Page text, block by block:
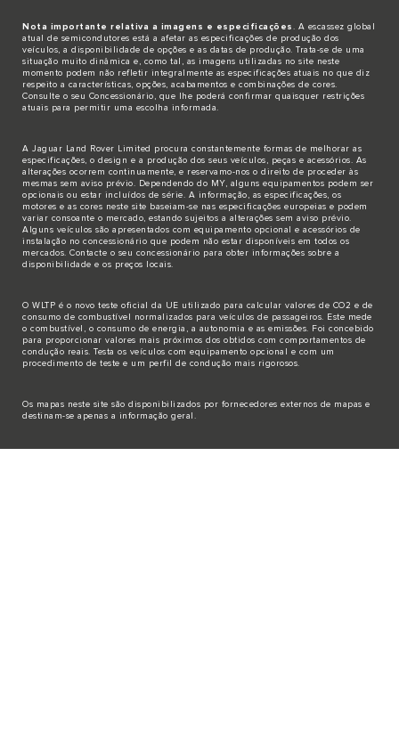
Nota importante relativa a imagens e especificações . A escassez global
atual de semicondutores está a afetar as especificações de produção dos
veículos, a disponibilidade de opções e as datas de produção. Trata-se de uma
situação muito dinâmica e, como tal, as imagens utilizadas no site neste
momento podem não refletir integralmente as especificações atuais no que diz
respeito a características, opções, acabamentos e combinações de cores.
Consulte o seu Concessionário, que lhe poderá confirmar quaisquer restrições
atuais para permitir uma escolha informada.
A Jaguar Land Rover Limited procura constantemente formas de melhorar as
especificações, o design e a produção dos seus veículos, peças e acessórios. As
alterações ocorrem continuamente, e reservamo-nos o direito de proceder às
mesmas sem aviso prévio. Dependendo do MY, alguns equipamentos podem ser
opcionais ou estar incluídos de série. A informação, as especificações, os
motores e as cores neste site baseiam-se nas especificações europeias e podem
variar consoante o mercado, estando sujeitos a alterações sem aviso prévio.
Alguns veículos são apresentados com equipamento opcional e acessórios de
instalação no concessionário que podem não estar disponíveis em todos os
mercados. Contacte o seu concessionário para obter informações sobre a
disponibilidade e os preços locais.
O WLTP é o novo teste oficial da UE utilizado para calcular valores de CO2 e de
consumo de combustível normalizados para veículos de passageiros. Este mede
o combustível, o consumo de energia, a autonomia e as emissões. Foi concebido
para proporcionar valores mais próximos dos obtidos com comportamentos de
condução reais. Testa os veículos com equipamento opcional e com um
procedimento de teste e um perfil de condução mais rigorosos.
Os mapas neste site são disponibilizados por fornecedores externos de mapas e
destinam-se apenas a informação geral.